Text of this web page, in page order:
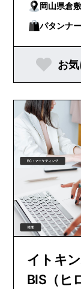
岡山県倉
パタンナー
お
イトキ
BIS（